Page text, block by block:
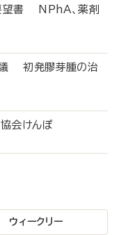
望書 NPhA、薬剤
議 初発膠芽腫の治
会けんぽ
ウィークリー